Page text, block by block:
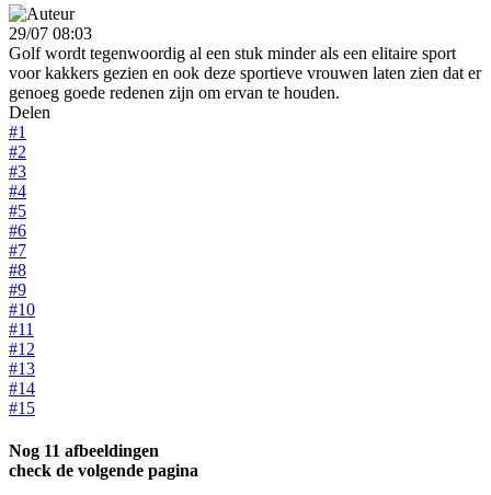
29/07 08:03
Golf wordt tegenwoordig al een stuk minder als een elitaire sport
voor kakkers gezien en ook deze sportieve vrouwen laten zien dat er
genoeg goede redenen zijn om ervan te houden.
Delen
#1
#2
#3
#4
#5
#6
#7
#8
#9
#10
#11
#12
#13
#14
#15
Nog 11 afbeeldingen
check de volgende pagina